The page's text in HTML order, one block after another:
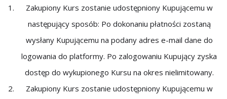
Zakupiony Kurs zostanie udostępniony Kupującemu w
następujący sposób: Po dokonaniu płatności zostaną
wysłany Kupującemu na podany adres e-mail dane do
logowania do platformy. Po zalogowaniu Kupujący zyska
dostęp do wykupionego Kursu na okres nielimitowany.
Zakupiony Kurs zostanie udostępniony Kupującemu w